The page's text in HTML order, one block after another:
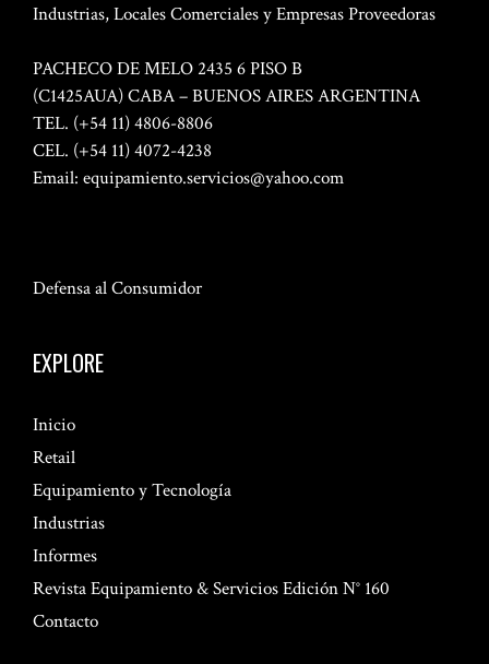
Industrias, Locales Comerciales y Empresas Proveedoras
PACHECO DE MELO 2435 6 PISO B
(C1425AUA) CABA – BUENOS AIRES ARGENTINA
TEL. (+54 11) 4806-8806
CEL. (+54 11) 4072-4238
Email: equipamiento.servicios@yahoo.com
Defensa al Consumidor
EXPLORE
Inicio
Retail
Equipamiento y Tecnología
Industrias
Informes
Revista Equipamiento & Servicios Edición N° 160
Contacto